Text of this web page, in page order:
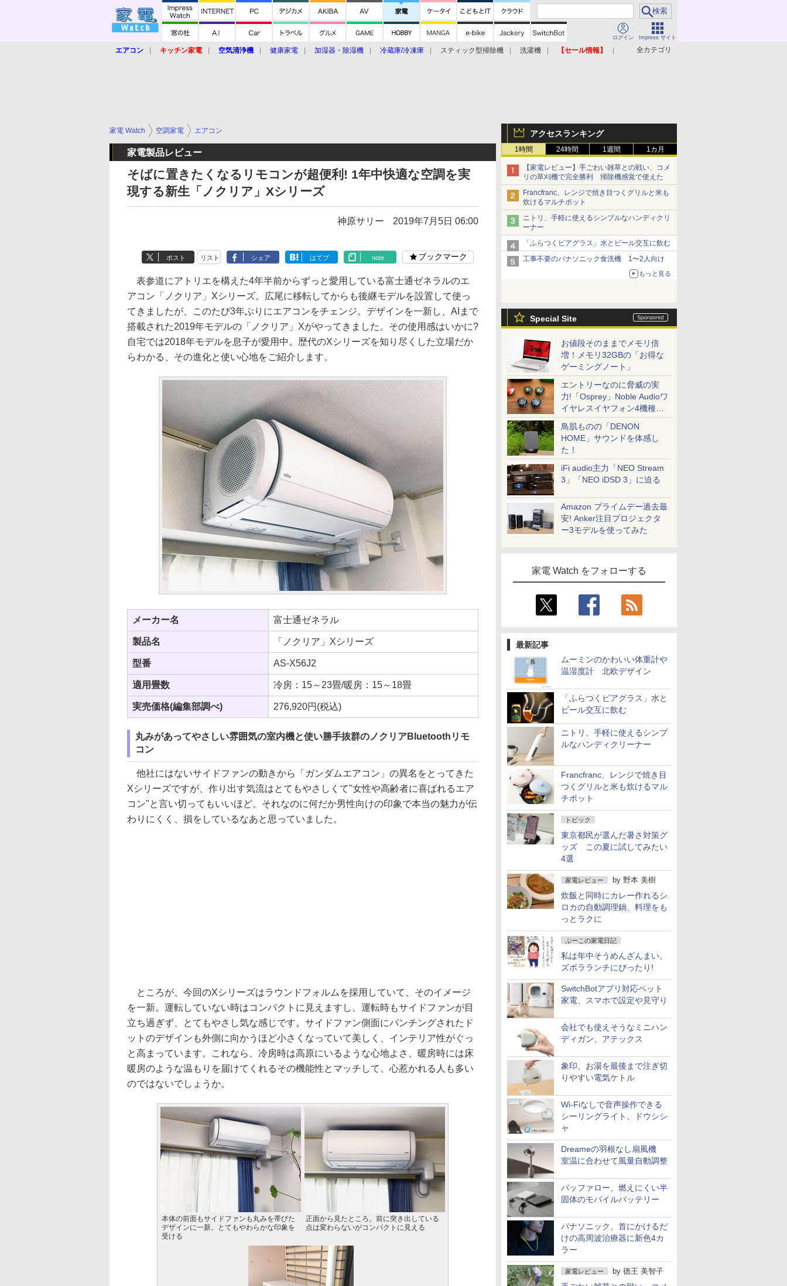
ログイン Impress サイト
全カテゴリ
エアコン キッチン家電 空気清浄機 健康家電 加湿器・除湿機 冷蔵庫/冷凍庫 スティック型掃除機 洗濯機
【セール情報】
アクセスランキング
1時間 24時間 1週間 1カ月
【家電レビュー】手ごわい雑草との戦い、コメ
リの草刈機で完全勝利 掃除機感覚で使えた
Francfranc、レンジで焼き目つくグリルと米も
炊けるマルチポット
ニトリ、手軽に使えるシンプルなハンディクリ
ーナー
「ふらつくビアグラス」水とビール交互に飲む
工事不要のパナソニック食洗機 1〜2人向け
もっと見る
Special Site
お値段そのままでメモリ倍
増！メモリ32GBの「お得な
ゲーミングノート」
エントリーなのに脅威の実
力!「Osprey」Noble Audioワ
イヤレスイヤフォン4機種を
一気に聴く
鳥肌ものの「DENON
HOME」サウンドを体感し
た！
iFi audio主力「NEO Stream
3」「NEO iDSD 3」に迫る
Amazon プライムデー過去最
安! Anker注目プロジェクタ
ー3モデルを使ってみた
家電 Watch をフォローする
最新記事
ムーミンのかわいい体重計や
温湿度計 北欧デザイン
「ふらつくビアグラス」水と
ビール交互に飲む
ニトリ、手軽に使えるシンプ
ルなハンディクリーナー
Francfranc、レンジで焼き目
つくグリルと米も炊けるマル
チポット
トピック
東京都民が選んだ暑さ対策グ
ッズ この夏に試してみたい
4選
家電レビュー by 野本 美樹
炊飯と同時にカレー作れるシ
ロカの自動調理鍋、料理をも
っとラクに
ぷーこの家電日記
私は年中そうめんざんまい。
ズボラランチにぴったり!
SwitchBotアプリ対応ペット
家電、スマホで設定や見守り
会社でも使えそうなミニハン
ディガン、アテックス
象印、お湯を最後まで注ぎ切
りやすい電気ケトル
Wi-Fiなしで音声操作できる
シーリングライト、ドウシシ
ャ
Dreameの羽根なし扇風機
室温に合わせて風量自動調整
バッファロー、燃えにくい半
固体のモバイルバッテリー
パナソニック、首にかけるだ
けの高周波治療器に新色4カ
ラー
家電レビュー by 徳王 美智子
家電 Watch 空調家電 エアコン
家電製品レビュー
そばに置きたくなるリモコンが超便利! 1年中快適な空調を実
現する新生「ノクリア」Xシリーズ
神原サリー 2019年7月5日 06:00
ポスト リスト シェア はてブ note ブックマーク
表参道にアトリエを構えた4年半前からずっと愛用している富士通ゼネラルのエ
アコン「ノクリア」Xシリーズ。広尾に移転してからも後継モデルを設置して使っ
てきましたが、このたび3年ぶりにエアコンをチェンジ。デザインを一新し、AIまで
搭載された2019年モデルの「ノクリア」Xがやってきました。その使用感はいかに?
自宅では2018年モデルを息子が愛用中。歴代のXシリーズを知り尽くした立場だか
らわかる、その進化と使い心地をご紹介します。
メーカー名 富士通ゼネラル
製品名 「ノクリア」Xシリーズ
型番 AS-X56J2
適用畳数 冷房：15～23畳/暖房：15～18畳
実売価格(編集部調べ) 276,920円(税込)
丸みがあってやさしい雰囲気の室内機と使い勝手抜群のノクリアBluetoothリモ
コン
他社にはないサイドファンの動きから「ガンダムエアコン」の異名をとってきた
Xシリーズですが、作り出す気流はとてもやさしくて"女性や高齢者に喜ばれるエア
コン"と言い切ってもいいほど。それなのに何だか男性向けの印象で本当の魅力が伝
わりにくく、損をしているなあと思っていました。
ところが、今回のXシリーズはラウンドフォルムを採用していて、そのイメージ
を一新。運転していない時はコンパクトに見えますし、運転時もサイドファンが目
立ち過ぎず、とてもやさし気な感じです。サイドファン側面にパンチングされたド
ットのデザインも外側に向かうほど小さくなっていて美しく、インテリア性がぐっ
と高まっています。これなら、冷房時は高原にいるような心地よさ、暖房時には床
暖房のような温もりを届けてくれるその機能性とマッチして、心惹かれる人も多い
のではないでしょうか。
本体の前面もサイドファンも丸みを帯びた
デザインに一新。とてもやわらかな印象を
受ける
正面から見たところ。前に突き出している
点は変わらないがコンパクトに見える